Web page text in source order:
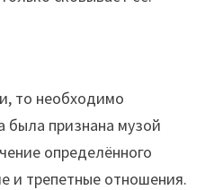
то необходимо
была признана музой
определённого
и трепетные отношения.